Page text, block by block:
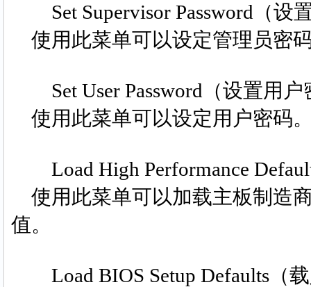
Set Supervisor Password（设
使用此菜单可以设定管理员密
Set User Password（设置用户
使用此菜单可以设定用户密码
Load High Performance
使用此菜单可以加载主板制造
值。
Load BIOS Setup Defaults（